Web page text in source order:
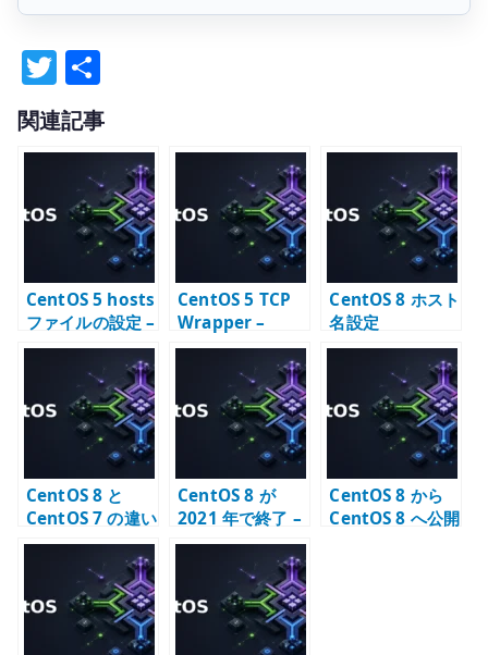
T
w
it
te
r
有
関連記事
CentOS 5 hosts
ファイルの設定 –
ローカル名前解
決の基本
CentOS 5 TCP
Wrapper –
hosts.allow /
hosts.deny に
よるアクセス制
御
CentOS 8 ホスト
名設定
CentOS 8 と
CentOS 7 の違い
– 移行期に確認す
CentOS 8 が
2021 年で終了 –
CentOS Stream
への転換点
CentOS 8 から
CentOS 8 へ公開